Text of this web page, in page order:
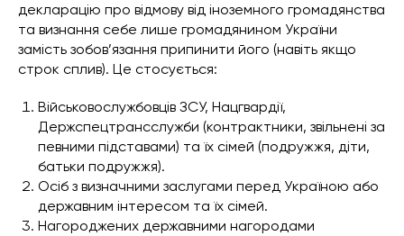
декларацію про відмову від іноземного громадянства
та визнання себе лише громадянином України
замість зобов’язання припинити його (навіть якщо
строк сплив). Це стосується:
Військовослужбовців ЗСУ, Нацгвардії,
Держспецтрансслужби (контрактники, звільнені за
певними підставами) та їх сімей (подружжя, діти,
батьки подружжя).
Осіб з визначними заслугами перед Україною або
державним інтересом та їх сімей.
Нагороджених державними нагородами